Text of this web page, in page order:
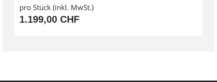
pro Stück (inkl. MwSt.)
1.199,00 CHF